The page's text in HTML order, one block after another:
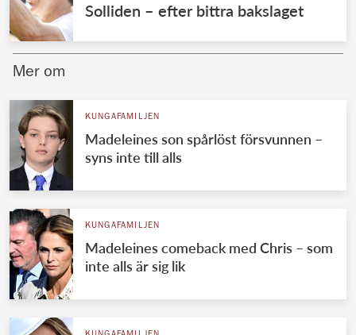
Solliden – efter bittra bakslaget
Mer om
KUNGAFAMILJEN
Madeleines son spårlöst försvunnen –
syns inte till alls
KUNGAFAMILJEN
Madeleines comeback med Chris – som
inte alls är sig lik